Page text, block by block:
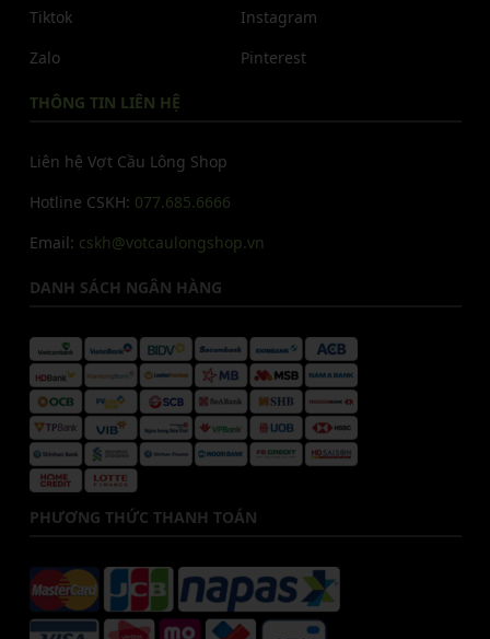
Tiktok
Zalo
Instagram
Pinterest
THÔNG TIN LIÊN HỆ
Liên hệ Vợt Cầu Lông Shop
Hotline CSKH: 077.685.6666
Email: cskh@votcaulongshop.vn
DANH SÁCH NGÂN HÀNG
PHƯƠNG THỨC THANH TOÁN